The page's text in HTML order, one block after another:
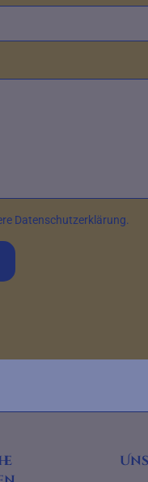
Datenschutzerklärung.